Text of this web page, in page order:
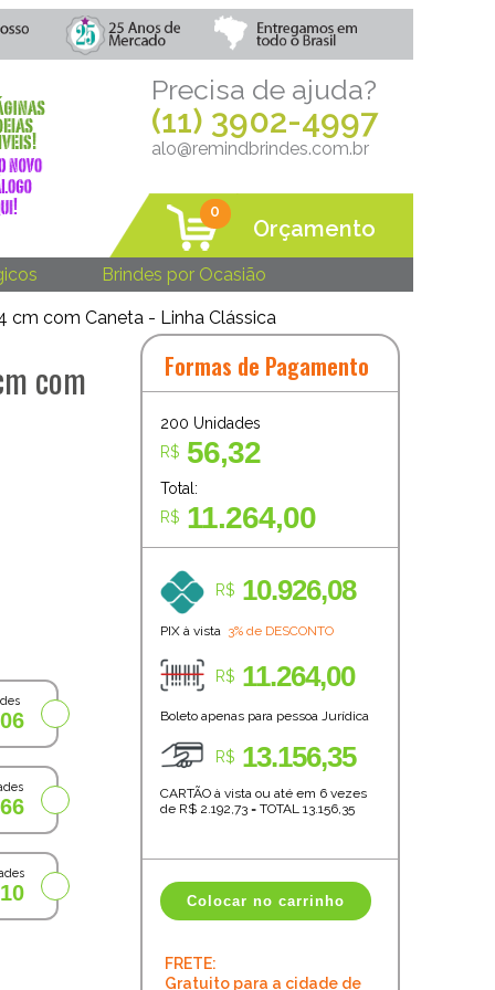
Precisa de ajuda?
(11) 3902-4997
alo@remindbrindes.com.br
0
Orçamento
Brindes por Ocasião
cm com Caneta - Linha Clássica
com Formas de Pagamento
200 Unidades
R$ 56,32
Total:
R$ 11.264,00
R$ 10.926,08
PIX à vista 3% de DESCONTO
R$ 11.264,00
Boleto apenas para pessoa Jurídica
R$ 13.156,35
CARTÃO à vista ou até em 6 vezes
de R$ 2.192,73 =TOTAL13.156,35
Colocar no carrinho
FRETE:
Gratuito para a cidade de